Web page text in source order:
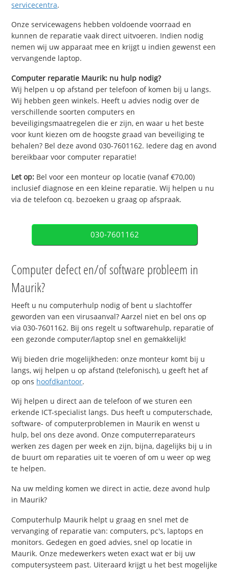
servicecentra.
Onze servicewagens hebben voldoende voorraad en
kunnen de reparatie vaak direct uitvoeren. Indien nodig
nemen wij uw apparaat mee en krijgt u indien gewenst een
vervangende laptop.
Computer reparatie Maurik: nu hulp nodig?
Wij helpen u op afstand per telefoon of komen bij u langs.
Wij hebben geen winkels. Heeft u advies nodig over de
verschillende soorten computers en
beveiligingsmaatregelen die er zijn, en waar u het beste
voor kunt kiezen om de hoogste graad van beveiliging te
behalen? Bel deze avond 030-7601162. Iedere dag en avond
bereikbaar voor computer reparatie!
Let op: Bel voor een monteur op locatie (vanaf €70,00)
inclusief diagnose en een kleine reparatie. Wij helpen u nu
via de telefoon cq. bezoeken u graag op afspraak.
030-7601162
Computer defect en/of software probleem in
Maurik?
Heeft u nu computerhulp nodig of bent u slachtoffer
geworden van een virusaanval? Aarzel niet en bel ons op
via 030-7601162. Bij ons regelt u softwarehulp, reparatie of
een gezonde computer/laptop snel en gemakkelijk!
Wij bieden drie mogelijkheden: onze monteur komt bij u
langs, wij helpen u op afstand (telefonisch), u geeft het af
op ons hoofdkantoor.
Wij helpen u direct aan de telefoon of we sturen een
erkende ICT-specialist langs. Dus heeft u computerschade,
software- of computerproblemen in Maurik en wenst u
hulp, bel ons deze avond. Onze computerreparateurs
werken zes dagen per week en zijn, bijna, dagelijks bij u in
de buurt om reparaties uit te voeren of om u weer op weg
te helpen.
Na uw melding komen we direct in actie, deze avond hulp
in Maurik?
Computerhulp Maurik helpt u graag en snel met de
vervanging of reparatie van: computers, pc's, laptops en
monitors. Gedegen en goed advies, snel op locatie in
Maurik. Onze medewerkers weten exact wat er bij uw
computersysteem past. Uiteraard krijgt u het best mogelijke